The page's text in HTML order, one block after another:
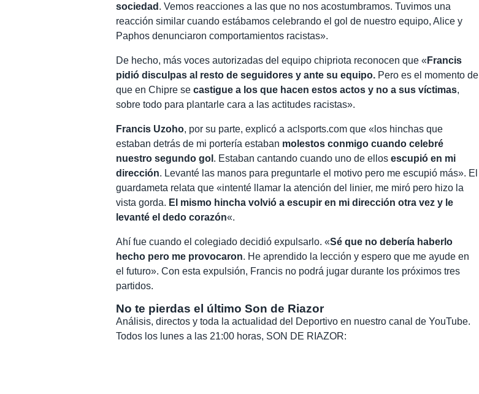
sociedad . Vemos reacciones a las que no nos acostumbramos. Tuvimos una
reacción similar cuando estábamos celebrando el gol de nuestro equipo, Alice y
Paphos denunciaron comportamientos racistas».
De hecho, más voces autorizadas del equipo chipriota reconocen que « Francis
pidió disculpas al resto de seguidores y ante su equipo. Pero es el momento de
que en Chipre secastigue a los que hacen estos actos y no a sus víctimas,
sobre todo para plantarle cara a las actitudes racistas».
Francis Uzoho, por su parte, explicó a aclsports.com que «los hinchas que
estaban detrás de mi portería estaban molestos conmigo cuando celebré
nuestro segundo gol . Estaban cantando cuando uno de ellosescupió en mi
dirección. Levanté las manos para preguntarle el motivo pero me escupió más». El
guardameta relata que «intenté llamar la atención del linier, me miró pero hizo la
vista gorda. El mismo hincha volvió a escupir en mi dirección otra vez y le
levanté el dedo corazón«.
Ahí fue cuando el colegiado decidió expulsarlo. «Sé que no debería haberlo
hecho pero me provocaron. He aprendido la lección y espero que me ayude en
el futuro». Con esta expulsión, Francis no podrá jugar durante los próximos tres
partidos.
No te pierdas el último Son de Riazor
Análisis, directos y toda la actualidad del Deportivo en nuestro canal de YouTube.
Todos los lunes a las 21:00 horas, SON DE RIAZOR: